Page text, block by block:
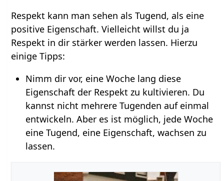
Respekt kann man sehen als Tugend, als eine
positive Eigenschaft. Vielleicht willst du ja
Respekt in dir stärker werden lassen. Hierzu
einige Tipps:
Nimm dir vor, eine Woche lang diese
Eigenschaft der Respekt zu kultivieren. Du
kannst nicht mehrere Tugenden auf einmal
entwickeln. Aber es ist möglich, jede Woche
eine Tugend, eine Eigenschaft, wachsen zu
lassen.